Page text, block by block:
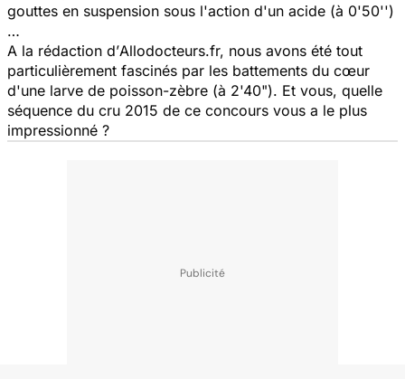
gouttes en suspension sous l'action d'un acide (à 0'50'')
…
A la rédaction d’Allodocteurs.fr, nous avons été tout
particulièrement fascinés par les battements du cœur
d'une larve de poisson-zèbre (à 2'40"). Et vous, quelle
séquence du cru 2015 de ce concours vous a le plus
impressionné ?